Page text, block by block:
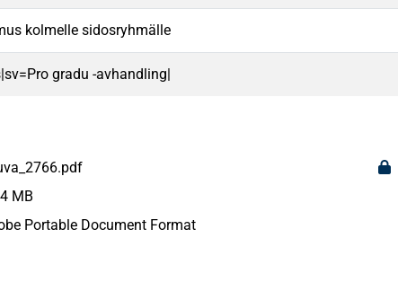
kolmelle sidosryhmälle
gradu -avhandling|
MB
Portable Document Format